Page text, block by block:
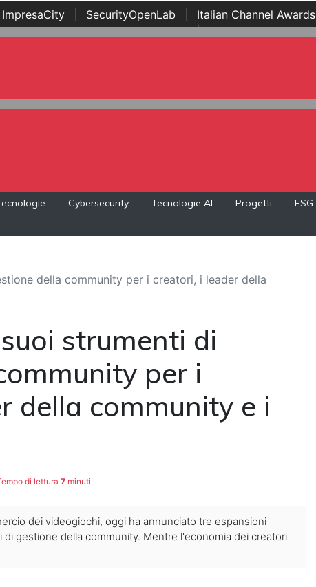
ImpresaCity SecurityOpenLab Italian Channel Awards
Awards | ...
Cybersecurity Tecnologie AI Progetti ESG
della community per i creatori, i leader della
strumenti di
per i
della community e i
di lettura 7 minuti
dei videogiochi, oggi ha annunciato tre espansioni
gestione della community. Mentre l'economia dei creatori